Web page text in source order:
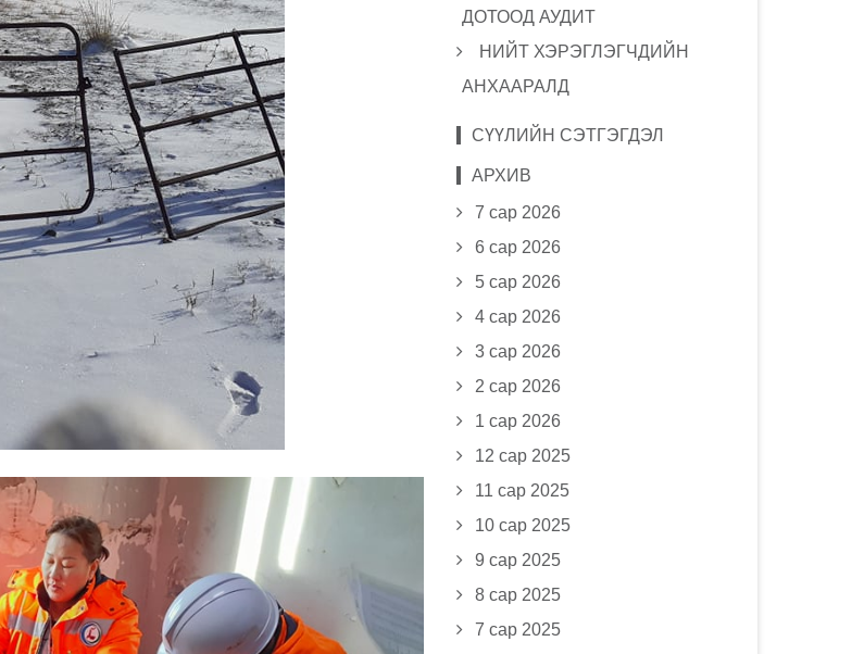
ДОТООД АУДИТ
НИЙТ ХЭРЭГЛЭГЧДИЙН
АНХААРАЛД
СҮҮЛИЙН СЭТГЭГДЭЛ
АРХИВ
7 сар 2026
6 сар 2026
5 сар 2026
4 сар 2026
3 сар 2026
2 сар 2026
1 сар 2026
12 сар 2025
11 сар 2025
10 сар 2025
9 сар 2025
8 сар 2025
7 сар 2025